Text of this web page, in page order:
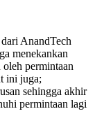
AnandTech
menekankan
oleh permintaan
ini juga;
sehingga akhir
permintaan lagi